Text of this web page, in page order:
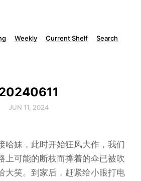
Weekly Current Shelf
Search
JUN 11, 2024
哈妹，此时开始狂风大作，我们
上可能的断枝而撑着的伞已被吹
大笑。到家后，赶紧给小眼打电